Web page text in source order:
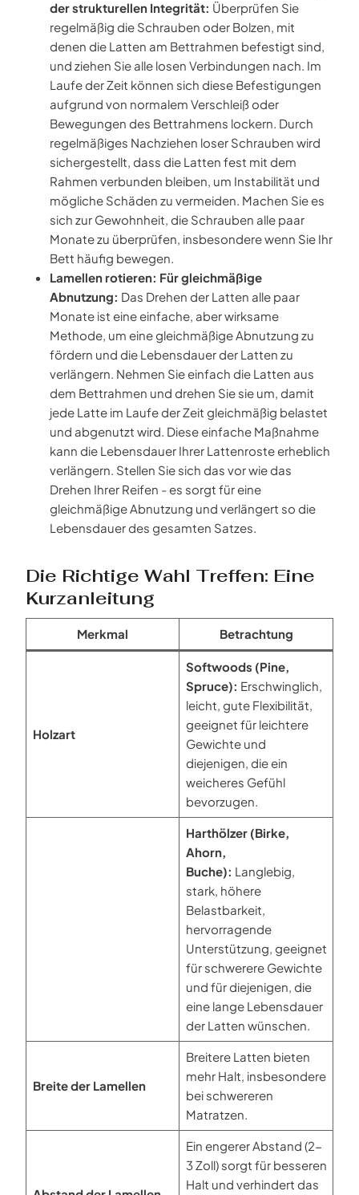
der strukturellen Integrität: Überprüfen Sie
regelmäßig die Schrauben oder Bolzen, mit
denen die Latten am Bettrahmen befestigt sind,
und ziehen Sie alle losen Verbindungen nach. Im
Laufe der Zeit können sich diese Befestigungen
aufgrund von normalem Verschleiß oder
Bewegungen des Bettrahmens lockern. Durch
regelmäßiges Nachziehen loser Schrauben wird
sichergestellt, dass die Latten fest mit dem
Rahmen verbunden bleiben, um Instabilität und
mögliche Schäden zu vermeiden. Machen Sie es
sich zur Gewohnheit, die Schrauben alle paar
Monate zu überprüfen, insbesondere wenn Sie Ihr
Bett häufig bewegen.
Lamellen rotieren: Für gleichmäßige
Abnutzung: Das Drehen der Latten alle paar
Monate ist eine einfache, aber wirksame
Methode, um eine gleichmäßige Abnutzung zu
fördern und die Lebensdauer der Latten zu
verlängern. Nehmen Sie einfach die Latten aus
dem Bettrahmen und drehen Sie sie um, damit
jede Latte im Laufe der Zeit gleichmäßig belastet
und abgenutzt wird. Diese einfache Maßnahme
kann die Lebensdauer Ihrer Lattenroste erheblich
verlängern. Stellen Sie sich das vor wie das
Drehen Ihrer Reifen - es sorgt für eine
gleichmäßige Abnutzung und verlängert so die
Lebensdauer des gesamten Satzes.
Die Richtige Wahl Treffen: Eine
Kurzanleitung
Merkmal Betrachtung
Holzart
Softwoods (Pine,
Spruce): Erschwinglich,
leicht, gute Flexibilität,
geeignet für leichtere
Gewichte und
diejenigen, die ein
weicheres Gefühl
bevorzugen.
Harthölzer (Birke,
Ahorn,
Buche): Langlebig,
stark, höhere
Belastbarkeit,
hervorragende
Unterstützung, geeignet
für schwerere Gewichte
und für diejenigen, die
eine lange Lebensdauer
der Latten wünschen.
Breite der Lamellen
Breitere Latten bieten
mehr Halt, insbesondere
bei schwereren
Matratzen.
Ein engerer Abstand (2-
3 Zoll) sorgt für besseren
Halt und verhindert das